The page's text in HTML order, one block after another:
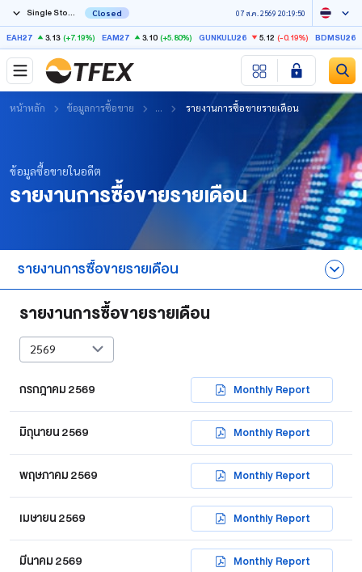
Single Stock Futures Closed 07 ส.ค. 2569 20:19:50
EAH27 3.13 (+7.19%) EAM27 3.10 (+5.80%) GUNKULU26 5.12 (-0.19%) BDMSU26X
หน้าหลัก ข้อมูลการซื้อขาย ... รายงานการซื้อขายรายเดือน
ข้อมูลซื้อขายในอดีต
รายงานการซื้อขายรายเดือน
รายงานการซื้อขายรายเดือน
สถิติการซื้อขายของตลาด​
สถิติการซื้อขายราย Series​
สถิติการซื้อขายรายใหญ่​
สรุปปริมาณซื้อขายตามกลุ่มผู้ลงทุน
รายงานการซื้อขายย้อนหลัง
สัดส่วนการซื้อขายทางอินเทอร์เน็ต
รายงานการซื้อขายรายเดือน
2569
กรกฎาคม 2569 Monthly Report
มิถุนายน 2569 Monthly Report
พฤษภาคม 2569 Monthly Report
เมษายน 2569 Monthly Report
มีนาคม 2569 Monthly Report